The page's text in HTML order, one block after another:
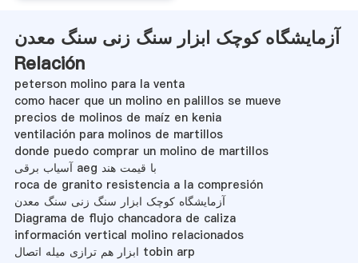
آزمایشگاه کوچک ابزار سنگ زنی سنگ معدن
Relación
peterson molino para la venta
como hacer que un molino en palillos se mueve
precios de molinos de maíz en kenia
ventilación para molinos de martillos
donde puedo comprar un molino de martillos
آسیاب برقی aeg با قیمت هند
roca de granito resistencia a la compresión
آزمایشگاه کوچک ابزار سنگ زنی سنگ معدن
Diagrama de flujo chancadora de caliza
información vertical molino relacionados
ابزار هم ترازی میله اتصال tobin arp